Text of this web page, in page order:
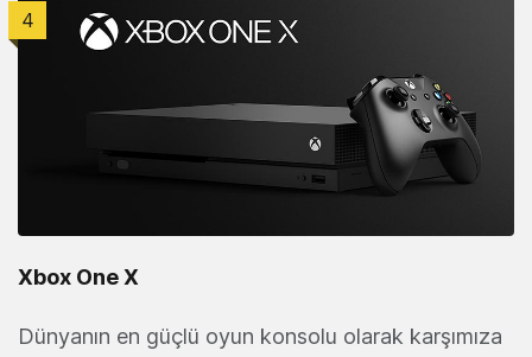
4
Xbox One X
Dünyanın en güçlü oyun konsolu olarak karşımıza